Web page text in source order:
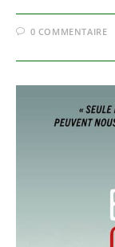
0 COMMENTAIRE